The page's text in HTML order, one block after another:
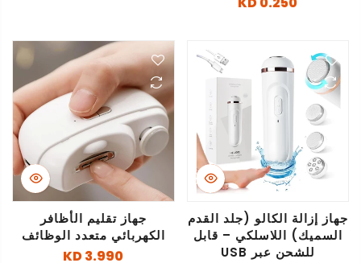
جهاز إزالة الكالو (جلد القدم
السميك) اللاسلكي – قابل
للشحن عبر USB
جهاز تقليم الأظافر
الكهربائي متعدد الوظائف
3.990 KD